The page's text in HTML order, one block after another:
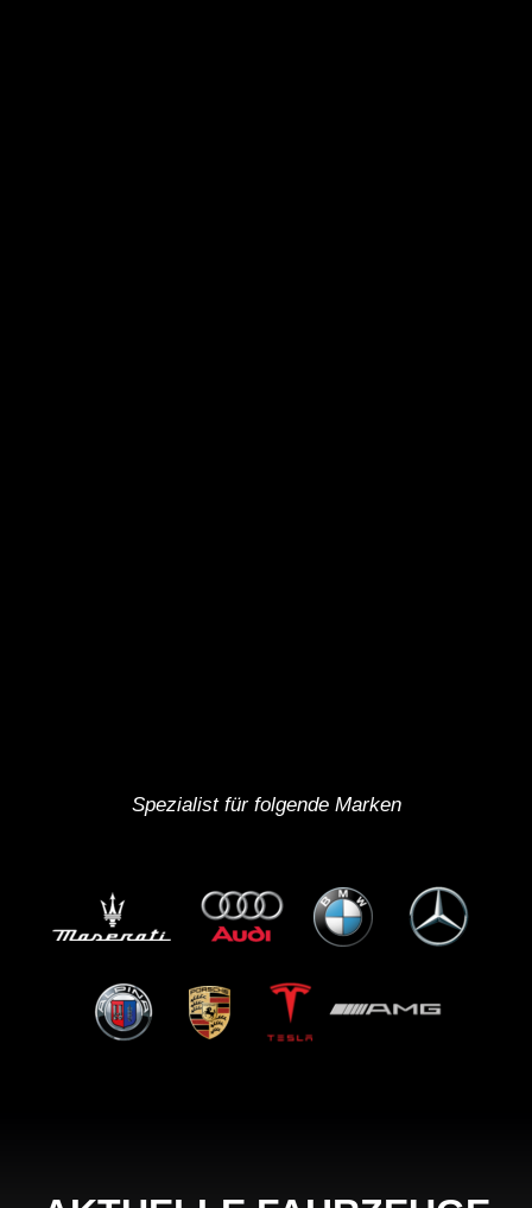
Spezialist für folgende Marken